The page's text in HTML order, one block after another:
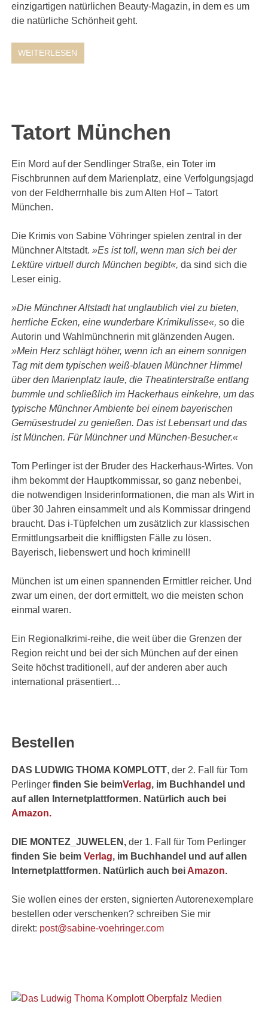
einzigartigen natürlichen Beauty-Magazin, in dem es um
die natürliche Schönheit geht.
WEITERLESEN
Tatort München
Ein Mord auf der Sendlinger Straße, ein Toter im
Fischbrunnen auf dem Marienplatz, eine Verfolgungsjagd
von der Feldherrnhalle bis zum Alten Hof – Tatort
München.
Die Krimis von Sabine Vöhringer spielen zentral in der
Münchner Altstadt.»Es ist toll, wenn man sich bei der
Lektüre virtuell durch München begibt«, da sind sich die
Leser einig.
»Die Münchner Altstadt hat unglaublich viel zu bieten,
herrliche Ecken, eine wunderbare Krimikulisse«,so die
Autorin und Wahlmünchnerin mit glänzenden Augen.
»Mein Herz schlägt höher, wenn ich an einem sonnigen
Tag mit dem typischen weiß-blauen Münchner Himmel
über den Marienplatz laufe, die Theatinterstraße entlang
bummle und schließlich im Hackerhaus einkehre, um das
typische Münchner Ambiente bei einem bayerischen
Gemüsestrudel zu genießen. Das ist Lebensart und das
ist München. Für Münchner und München-Besucher.«
Tom Perlinger ist der Bruder des Hackerhaus-Wirtes. Von
ihm bekommt der Hauptkommissar, so ganz nebenbei,
die notwendigen Insiderinformationen, die man als Wirt in
über 30 Jahren einsammelt und als Kommissar dringend
braucht. Das i-Tüpfelchen um zusätzlich zur klassischen
Ermittlungsarbeit die kniffligsten Fälle zu lösen.
Bayerisch, liebenswert und hoch kriminell!
München ist um einen spannenden Ermittler reicher. Und
zwar um einen, der dort ermittelt, wo die meisten schon
einmal waren.
Ein Regionalkrimi-reihe, die weit über die Grenzen der
Region reicht und bei der sich München auf der einen
Seite höchst traditionell, auf der anderen aber auch
international präsentiert…
Bestellen
DAS LUDWIG THOMA KOMPLOTT, der 2. Fall für Tom
Perlingerfinden Sie beimVerlag, im Buchhandel und
auf allen Internetplattformen. Natürlich auch bei
Amazon.
DIE MONTEZ_JUWELEN,der 1. Fall für Tom Perlinger
finden Sie beimVerlag, im Buchhandel und auf allen
Internetplattformen. Natürlich auch beiAmazon.
Sie wollen eines der ersten, signierten Autorenexemplare
bestellen oder verschenken? schreiben Sie mir
direkt: post@sabine-voehringer.com